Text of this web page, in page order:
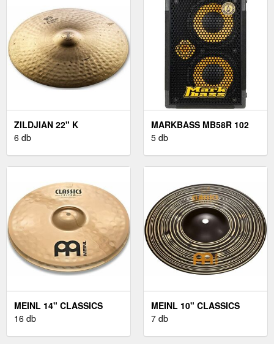
ZILDJIAN 22" K
CONSTANTINOPLE
6 db
MARKBASS MB58R 102
PURE - 8
5 db
MEINL 14" CLASSICS
CUSTOM MEDIUM HI-HAT
16 db
MEINL 10" CLASSICS
CUSTOM DARK SPLASH
7 db